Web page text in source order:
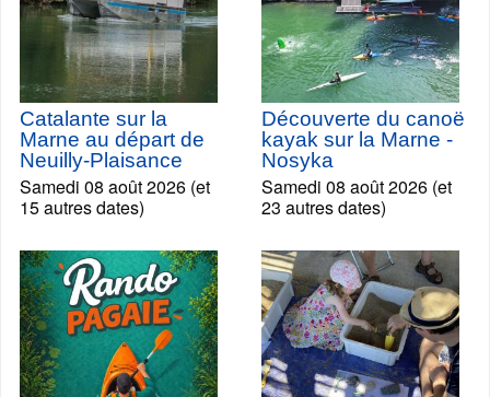
Catalante sur la
Marne au départ de
Neuilly-Plaisance
Samedi 08 août 2026 (et
15 autres dates)
Découverte du canoë
kayak sur la Marne -
Nosyka
Samedi 08 août 2026 (et
23 autres dates)